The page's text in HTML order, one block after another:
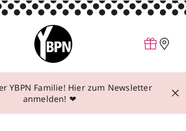
YBPN Familie! Hier zum Newsletter
anmelden! ❤